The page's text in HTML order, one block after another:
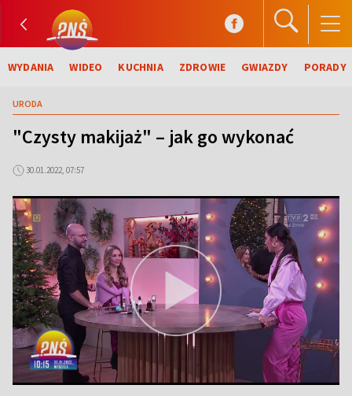
WYDANIA WIDEO KUCHNIA ZDROWIE GWIAZDY PORADY
URODA
"Czysty makijaż" – jak go wykonać
30.01.2022, 07:57